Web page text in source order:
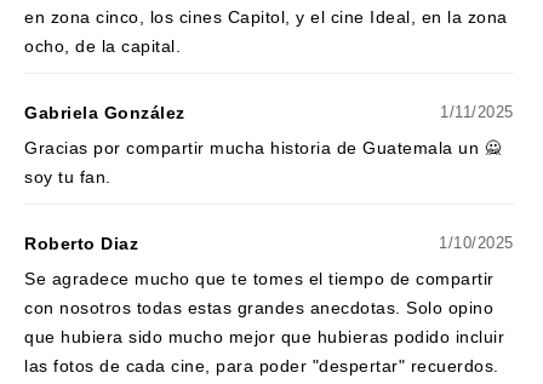
en zona cinco, los cines Capitol, y el cine Ideal, en la zona
ocho, de la capital.
Gabriela González 1/11/2025
Gracias por compartir mucha historia de Guatemala un 🙅
soy tu fan.
Roberto Diaz 1/10/2025
Se agradece mucho que te tomes el tiempo de compartir
con nosotros todas estas grandes anecdotas. Solo opino
que hubiera sido mucho mejor que hubieras podido incluir
las fotos de cada cine, para poder "despertar" recuerdos.